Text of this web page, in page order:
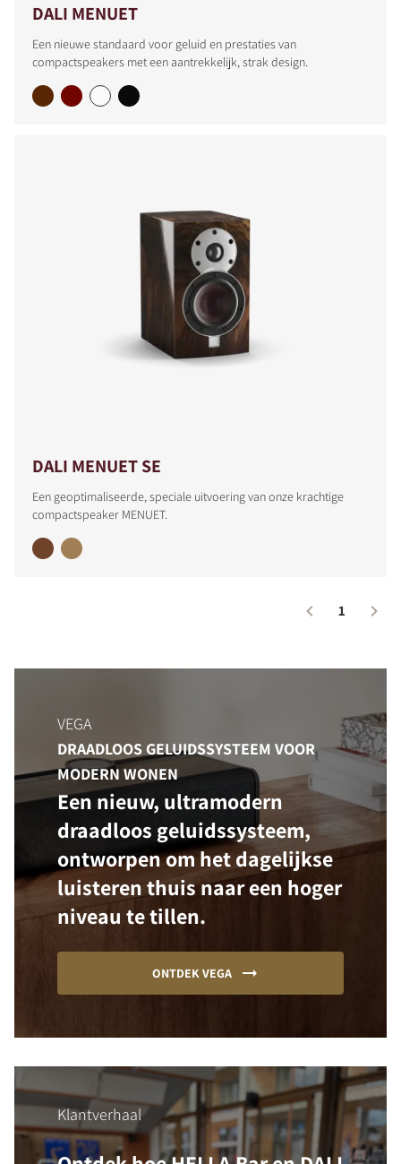
DALI MENUET
Een nieuwe standaard voor geluid en prestaties van
compactspeakers met een aantrekkelijk, strak design.
DALI MENUET SE
Een geoptimaliseerde, speciale uitvoering van onze krachtige
compactspeaker MENUET.
1
PRODUCTEN VERGELIJKEN
VEGA
DRAADLOOS GELUIDSSYSTEEM VOOR
MODERN WONEN
Een nieuw, ultramodern
draadloos geluidssysteem,
ontworpen om het dagelijkse
luisteren thuis naar een hoger
niveau te tillen.
ONTDEK VEGA
Klantverhaal